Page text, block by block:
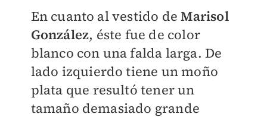
En cuanto al vestido de Marisol
González, éste fue de color
blanco con una falda larga. De
lado izquierdo tiene un moño
plata que resultó tener un
tamaño demasiado grande